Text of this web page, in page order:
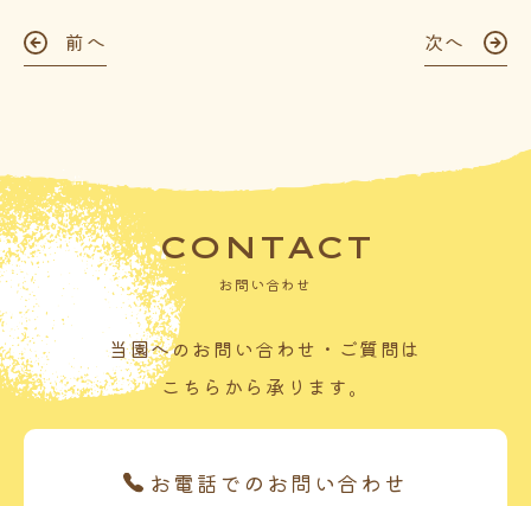
前へ 次へ
CONTACT
お問い合わせ
当園へのお問い合わせ・ご質問は
こちらから承ります。
お電話でのお問い合わせ